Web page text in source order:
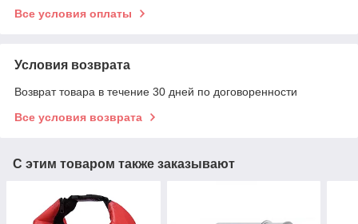
Все условия оплаты
Условия возврата
Возврат товара в течение 30 дней по договоренности
Все условия возврата
С этим товаром также заказывают